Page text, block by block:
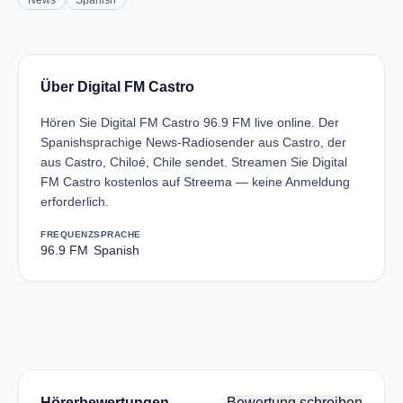
Über Digital FM Castro
Hören Sie Digital FM Castro 96.9 FM live online. Der
Spanishsprachige News-Radiosender aus Castro, der
aus Castro, Chiloé, Chile sendet. Streamen Sie Digital
FM Castro kostenlos auf Streema — keine Anmeldung
erforderlich.
FREQUENZ
96.9 FM
SPRACHE
Spanish